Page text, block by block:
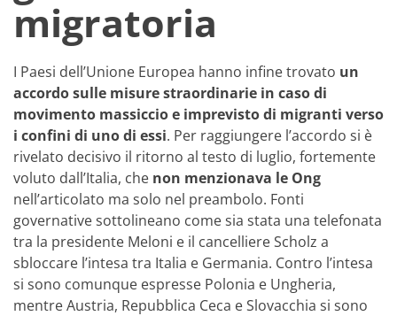
migratoria
I Paesi dell’Unione Europea hanno infine trovato un
accordo sulle misure straordinarie in caso di
movimento massiccio e imprevisto di migranti verso
i confini di uno di essi. Per raggiungere l’accordo si è
rivelato decisivo il ritorno al testo di luglio, fortemente
voluto dall’Italia, che non menzionava le Ong
nell’articolato ma solo nel preambolo. Fonti
governative sottolineano come sia stata una telefonata
tra la presidente Meloni e il cancelliere Scholz a
sbloccare l’intesa tra Italia e Germania. Contro l’intesa
si sono comunque espresse Polonia e Ungheria,
mentre Austria, Repubblica Ceca e Slovacchia si sono